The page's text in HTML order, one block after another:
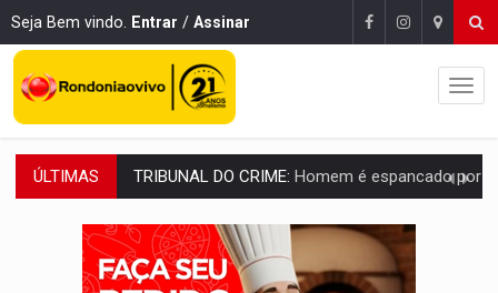
Seja Bem vindo. Entrar / Assinar
ÚLTIMAS VÍDEO:Perseguição é registrada no shopping após colombiana furtar
LUDOPATIA:Apostas online começam a afetar produtividade e rotina
REFLORESTAMENTO:Plantar árvores não será mais suficiente para